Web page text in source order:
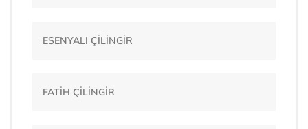
ESENYALI ÇİLİNGİR
FATİH ÇİLİNGİR